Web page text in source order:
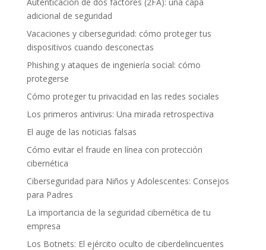
adicional de seguridad
Vacaciones y ciberseguridad: cómo proteger tus
dispositivos cuando desconectas
Phishing y ataques de ingeniería social: cómo
protegerse
Cómo proteger tu privacidad en las redes sociales
Los primeros antivirus: Una mirada retrospectiva
El auge de las noticias falsas
Cómo evitar el fraude en línea con protección
cibernética
Ciberseguridad para Niños y Adolescentes: Consejos
para Padres
La importancia de la seguridad cibernética de tu
empresa
Los Botnets: El ejército oculto de ciberdelincuentes